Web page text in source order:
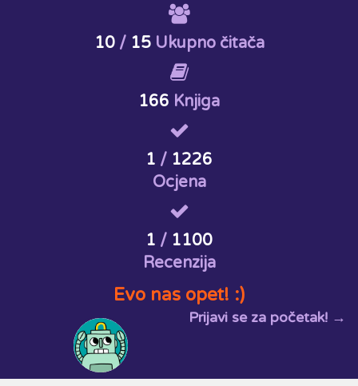
10/ 15Ukupno čitača
166 Knjiga
1 / 1226
Ocjena
1 / 1100
Recenzija
Evo nas opet! :)
Prijavi se za početak! →